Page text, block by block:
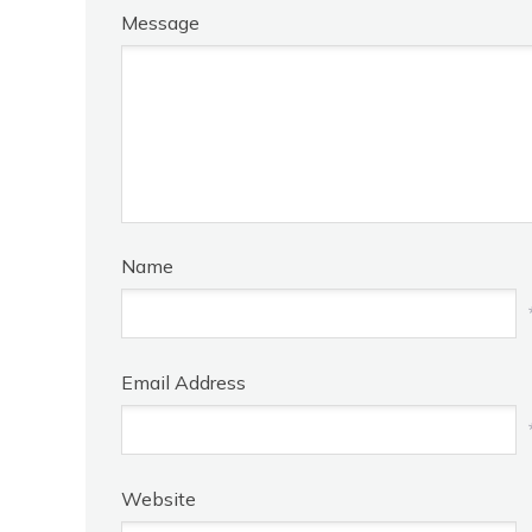
Message
Name
Email Address
Website